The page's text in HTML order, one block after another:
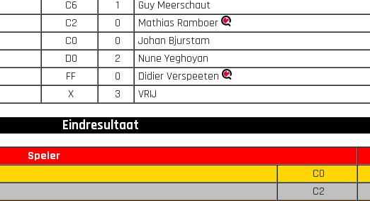
C6 1 Guy Meerschaut
C2 0 Mathias Ramboer
C0 0 Johan Bjurstam
D0 2 Nune Yeghoyan
FF 0 Didier Verspeeten
X 3 VRIJ
Eindresultaat
Speler
C0
C2